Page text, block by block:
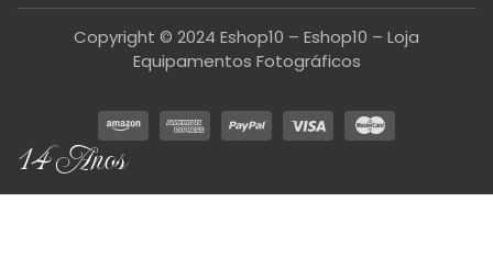
Copyright © 2024 Eshop10 – Eshop10 – Loja
Equipamentos Fotográficos
14 Anos